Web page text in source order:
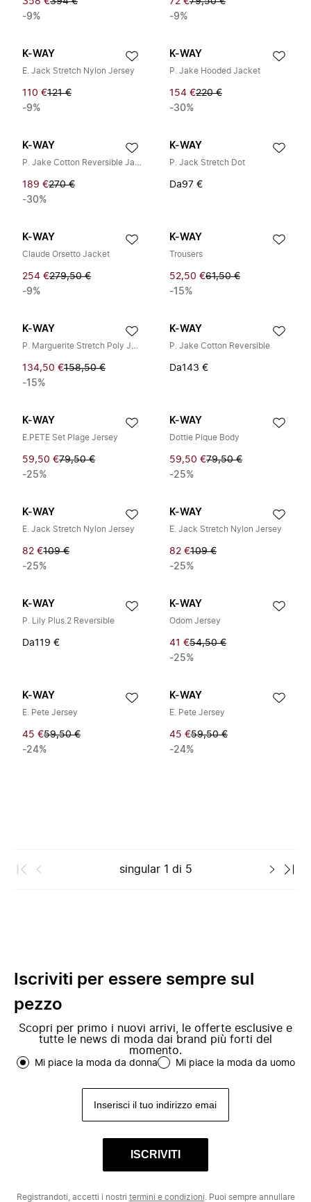
-9%
-9%
K-WAY
E. Jack Stretch Nylon Jersey
110 €121 €
-9%
K-WAY
P. Jake Hooded Jacket
154 €220 €
-30%
K-WAY
P. Jake Cotton Reversible Jacket
189 €270 €
-30%
K-WAY
P. Jack Stretch Dot
Da97 €
K-WAY
Claude Orsetto Jacket
254 €279,50 €
-9%
K-WAY
Trousers
52,50 €61,50 €
-15%
K-WAY
P. Marguerite Stretch Poly Jersey
134,50 €158,50 €
-15%
K-WAY
P. Jake Cotton Reversible
Da143 €
K-WAY
E.PETE Set Plage Jersey
59,50 €79,50 €
-25%
K-WAY
Dottie Pique Body
59,50 €79,50 €
-25%
K-WAY
E. Jack Stretch Nylon Jersey
82 €109 €
-25%
K-WAY
E. Jack Stretch Nylon Jersey
82 €109 €
-25%
K-WAY
P. Lily Plus.2 Reversible
Da119 €
K-WAY
Odom Jersey
41 €54,50 €
-25%
K-WAY
E. Pete Jersey
45 €59,50 €
-24%
K-WAY
E. Pete Jersey
45 €59,50 €
-24%
singular 1 di 5
Iscriviti per essere sempre sul
pezzo
Scopri per primo i nuovi arrivi, le offerte esclusive e
tutte le news di moda dai brand più forti del
momento.
Mi piace la moda da donna Mi piace la moda da uomo
ISCRIVITI
Registrandoti, accetti i nostri termini e condizioni . Puoi sempre annullare